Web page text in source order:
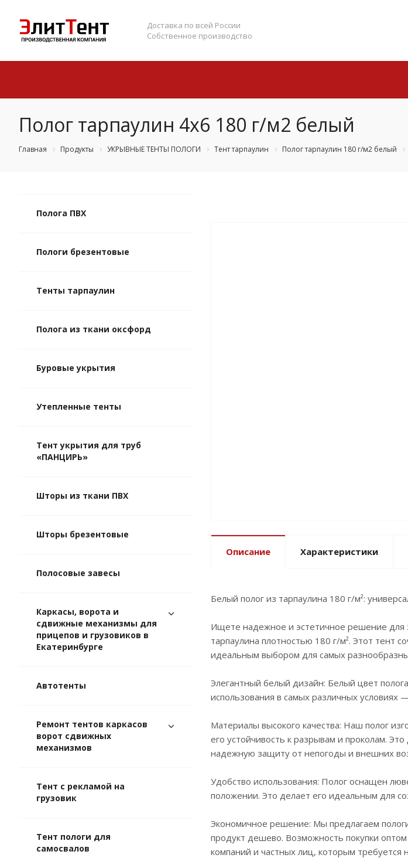
Доставка по всей России
Собственное производство
Полог тарпаулин 4х6 180 г/м2 белый
Главная Продукты УКРЫВНЫЕ ТЕНТЫ ПОЛОГИ Тент тарпаулин Полог тарпаулин 180 г/м2 белый
Полога ПВХ
Пологи брезентовые
Тенты тарпаулин
Полога из ткани оксфорд
Буровые укрытия
Утепленные тенты
Тент укрытия для труб
«ПАНЦИРЬ»
Шторы из ткани ПВХ
Шторы брезентовые
Полосовые завесы
Каркасы, ворота и
сдвижные механизмы для
прицепов и грузовиков в
Екатеринбурге
Автотенты
Ремонт тентов каркасов
ворот сдвижных
механизмов
Тент с рекламой на
грузовик
Тент пологи для
самосвалов
Описание Характеристики
Белый полог из тарпаулина 180 г/м²:
Ищете надежное и эстетичное решение для
тарпаулина плотностью 180 г/м². Этот тент
идеальным выбором для самых
Элегантный белый дизайн: Белый цвет
использования в самых различных
Материалы высокого качества: Наш полог
его устойчивость к разрывам и проколам.
надежную защиту от непогоды и внешних
Удобство использования: Полог оснащен
положении. Это делает его идеальным для
Экономичное решение: Мы предлагаем
продукт дешево. Возможность покупки
компаний и частных лиц, которым